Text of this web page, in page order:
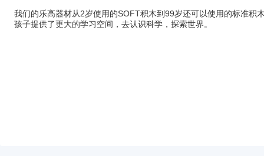
我们的乐高器材从2岁使用的SOFT积木到99岁还可以使用的标准积
孩子提供了更大的学习空间，去认识科学，探索世界。